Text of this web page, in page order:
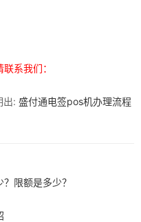
系我们：
出: 盛付通电签pos机办理流程
限额是多少？